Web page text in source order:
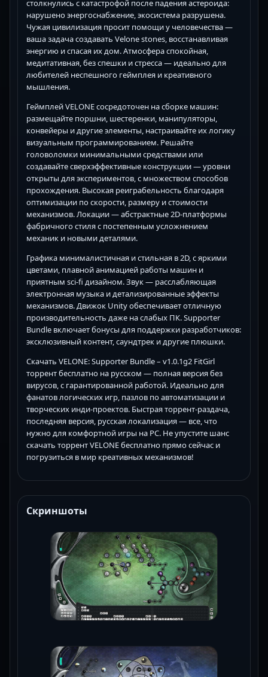
столкнулись с катастрофой после падения астероида:
нарушено энергоснабжение, экосистема разрушена.
Чужая цивилизация просит помощи у человечества —
ваша задача создавать Velone stones, восстанавливая
энергию и спасая их дом. Атмосфера спокойная,
медитативная, без спешки и стресса — идеально для
любителей неспешного геймплея и креативного
мышления.
Геймплей VELONE сосредоточен на сборке машин:
размещайте поршни, шестеренки, манипуляторы,
конвейеры и другие элементы, настраивайте их логику
визуальным программированием. Решайте
головоломки минимальными средствами или
создавайте сверхэффективные конструкции — уровни
открыты для экспериментов, с множеством способов
прохождения. Высокая реиграбельность благодаря
оптимизации по скорости, размеру и стоимости
механизмов. Локации — абстрактные 2D-платформы
фабричного стиля с постепенным усложнением
механик и новыми деталями.
Графика минималистичная и стильная в 2D, с яркими
цветами, плавной анимацией работы машин и
приятным sci-fi дизайном. Звук — расслабляющая
электронная музыка и детализированные эффекты
механизмов. Движок Unity обеспечивает отличную
производительность даже на слабых ПК. Supporter
Bundle включает бонусы для поддержки разработчиков:
эксклюзивный контент, саундтрек и другие плюшки.
Скачать VELONE: Supporter Bundle – v1.0.1g2 FitGirl
торрент бесплатно на русском — полная версия без
вирусов, с гарантированной работой. Идеально для
фанатов логических игр, пазлов по автоматизации и
творческих инди-проектов. Быстрая торрент-раздача,
последняя версия, русская локализация — все, что
нужно для комфортной игры на PC. Не упустите шанс
скачать торрент VELONE бесплатно прямо сейчас и
погрузиться в мир креативных механизмов!
Скриншоты